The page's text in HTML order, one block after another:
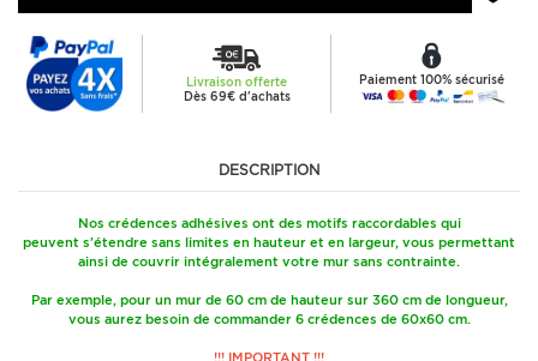
Livraison offerte
Dès 69€ d'achats
Paiement 100% sécurisé
DESCRIPTION
Nos crédences adhésives ont des motifs raccordables qui
peuvent s'étendre sans limites en hauteur et en largeur, vous permettant
ainsi de couvrir intégralement votre mur sans contrainte.
Par exemple, pour un mur de 60 cm de hauteur sur 360 cm de longueur,
vous aurez besoin de commander 6 crédences de 60x60 cm.
!!! IMPORTANT !!!